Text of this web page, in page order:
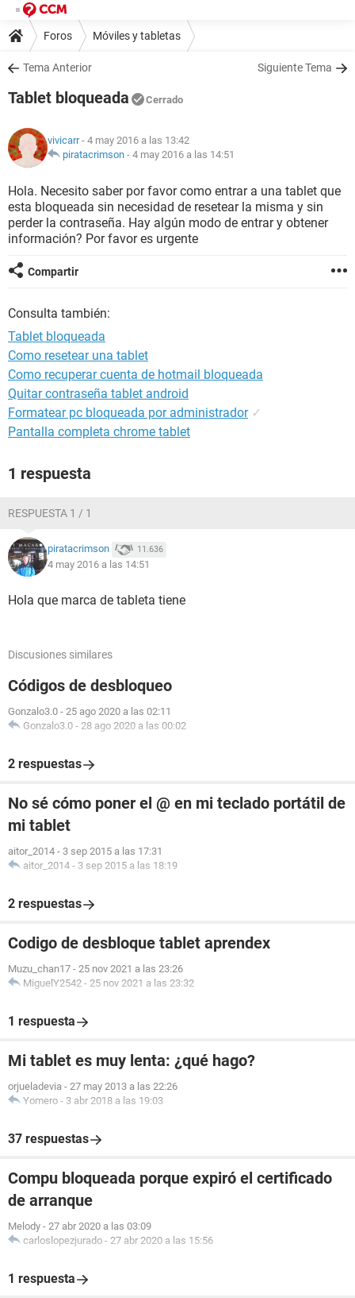
Foros Móviles y tabletas
Tema Anterior Siguiente Tema
Tablet bloqueada Cerrado
vivicarr- 4 may 2016 a las 13:42
piratacrimson - 4 may 2016 a las 14:51
Hola. Necesito saber por favor como entrar a una tablet que
esta bloqueada sin necesidad de resetear la misma y sin
perder la contraseña. Hay algún modo de entrar y obtener
información? Por favor es urgente
Compartir
Consulta también:
Tablet bloqueada
Como resetear una tablet
Como recuperar cuenta de hotmail bloqueada
Quitar contraseña tablet android
Formatear pc bloqueada por administrador ✓
Pantalla completa chrome tablet
1 respuesta
RESPUESTA 1 / 1
piratacrimson 11.636
4 may 2016 a las 14:51
Hola que marca de tableta tiene
Discusiones similares
Códigos de desbloqueo
Gonzalo3.0 - 25 ago 2020 a las 02:11
Gonzalo3.0 - 28 ago 2020 a las 00:02
2 respuestas
No sé cómo poner el @ en mi teclado portátil de
mi tablet
aitor_2014 - 3 sep 2015 a las 17:31
aitor_2014 - 3 sep 2015 a las 18:19
2 respuestas
Codigo de desbloque tablet aprendex
Muzu_chan17 - 25 nov 2021 a las 23:26
MiguelY2542 - 25 nov 2021 a las 23:32
1 respuesta
Mi tablet es muy lenta: ¿qué hago?
orjueladevia - 27 may 2013 a las 22:26
Yomero - 3 abr 2018 a las 19:03
37 respuestas
Compu bloqueada porque expiró el certificado
de arranque
Melody - 27 abr 2020 a las 03:09
carloslopezjurado - 27 abr 2020 a las 15:56
1 respuesta